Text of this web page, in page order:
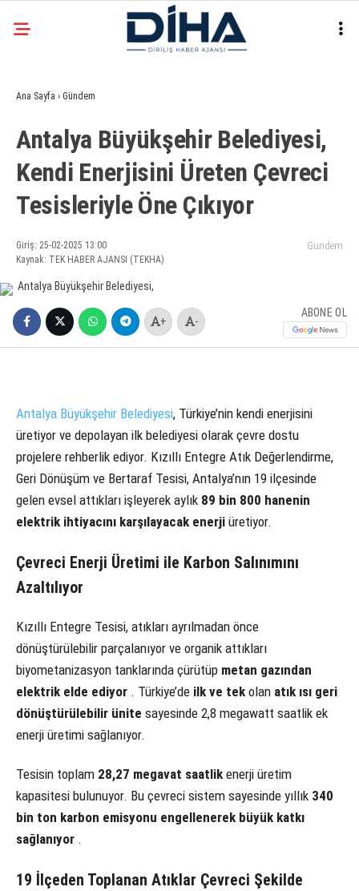
Instagram
30.1°
ANKARA
EKONOMI
SIYASET
DÜNYA
TEKNOLOJI
Ana Sayfa › Gündem
Antalya Büyükşehir Belediyesi,
Kendi Enerjisini Üreten Çevreci
Tesisleriyle Öne Çıkıyor
Giriş: 25-02-2025 13:00
Kaynak: TEK HABER AJANSI (TEKHA)
Gündem
+ -
ABONE OL
Antalya Büyükşehir Belediyesi, Türkiye’nin kendi enerjisini
üretiyor ve depolayan ilk belediyesi olarak çevre dostu
projelere rehberlik ediyor. Kızıllı Entegre Atık Değerlendirme,
Geri Dönüşüm ve Bertaraf Tesisi, Antalya’nın 19 ilçesinde
gelen evsel attıkları işleyerek aylık 89 bin 800 hanenin
elektrik ihtiyacını karşılayacak enerji üretiyor.
Çevreci Enerji Üretimi ile Karbon Salınımını
Azaltılıyor
Kızıllı Entegre Tesisi, atıkları ayrılmadan önce
dönüştürülebilir parçalanıyor ve organik attıkları
biyometanizasyon tanklarında çürütüp metan gazından
elektrik elde ediyor . Türkiye’de ilk ve tek olan atık ısı geri
dönüştürülebilir ünite sayesinde 2,8 megawatt saatlik ek
enerji üretimi sağlanıyor.
Tesisin toplam 28,27 megavat saatlik enerji üretim
kapasitesi bulunuyor. Bu çevreci sistem sayesinde yıllık 340
bin ton karbon emisyonu engellenerek büyük katkı
sağlanıyor .
19 İlçeden Toplanan Atıklar Çevreci Şekilde